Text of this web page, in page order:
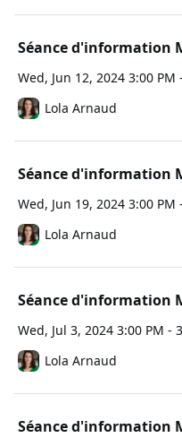
Séance d'information
Wed, Jun 12, 2024 3:00 PM
Lola Arnaud
Séance d'information
Wed, Jun 19, 2024 3:00 PM
Lola Arnaud
Séance d'information
Wed, Jul 3, 2024 3:00 PM -
Lola Arnaud
Séance d'information